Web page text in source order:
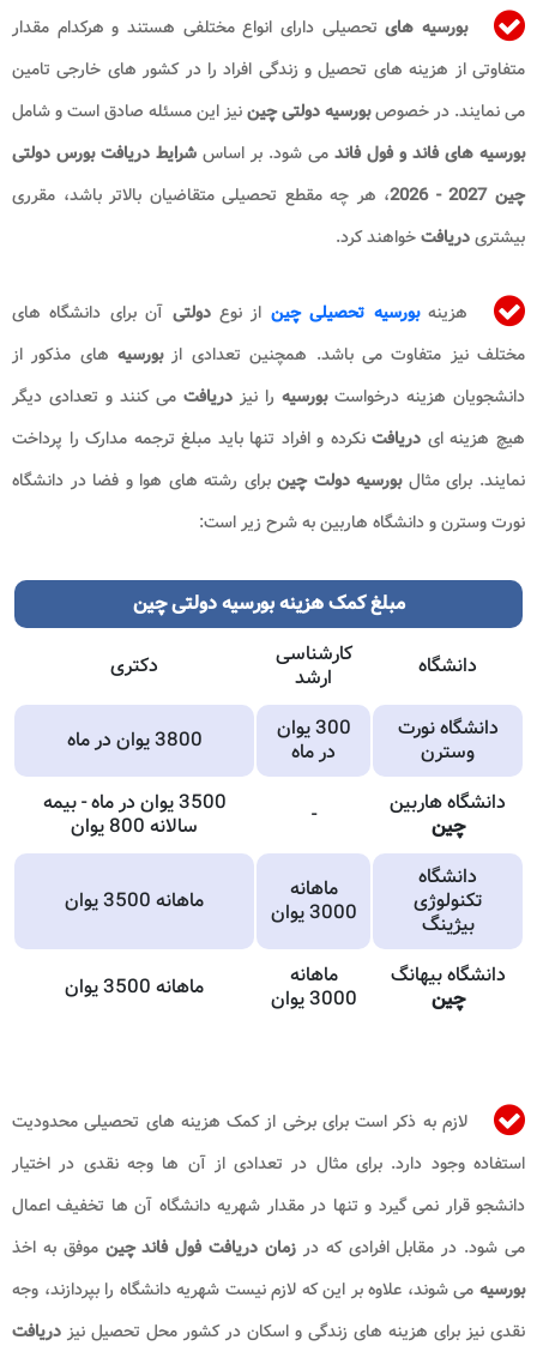
بورسیه های تحصیلی دارای انواع مختلفی هستند و هرکدام مقدار
متفاوتی از هزینه های تحصیل و زندگی افراد را در کشور های خارجی تامین
می نمایند. در خصوصبورسیه دولتی چیننیز این مسئله صادق است و شامل
بورسیه های فاند و فول فاند می شود. بر اساس شرایط دریافت بورس دولتی
چین 2027 - 2026
، هر چه مقطع تحصیلی متقاضیان بالاتر باشد، مقرری
بیشتریدریافتخواهند کرد.
هزینهبورسیه تحصیلی چین از نوعدولتی آن برای دانشگاه های
مختلف نیز متفاوت می باشد. همچنین تعدادی ازبورسیههای مذکور از
دانشجویان هزینه درخواستبورسیه را نیز دریافت می کنند و تعدادی دیگر
هیچ هزینه ای دریافتنکرده و افراد تنها باید مبلغ ترجمه مدارک را پرداخت
نمایند. برای مثالبورسیه دولت چینبرای رشته های هوا و فضا در دانشگاه
نورت وسترن و دانشگاه هاربین به شرح زیر است:
مبلغ کمک هزینهبورسیه دولتیچین
دانشگاه
کارشناسی
ارشد
دکتری
دانشگاه نورت
وسترن
300 یوان
در ماه
3800 یوان در ماه
دانشگاه هاربین
چین
-
3500 یوان در ماه - بیمه
سالانه 800 یوان
دانشگاه
تکنولوژی
بیژینگ
ماهانه
3000 یوان
ماهانه 3500 یوان
دانشگاه بیهانگ
چین
ماهانه
3000 یوان
ماهانه 3500 یوان
لازم به ذکر است برای برخی از کمک هزینه های تحصیلی محدودیت
استفاده وجود دارد. برای مثال در تعدادی از آن ها وجه نقدی در اختیار
دانشجو قرار نمی گیرد و تنها در مقدار شهریه دانشگاه آن ها تخفیف اعمال
می شود. در مقابل افرادی که در زمان دریافت فول فاند چینموفق به اخذ
بورسیه می شوند، علاوه بر این که لازم نیست شهریه دانشگاه را بپردازند، وجه
نقدی نیز برای هزینه های زندگی و اسکان در کشور محل تحصیل نیز دریافت